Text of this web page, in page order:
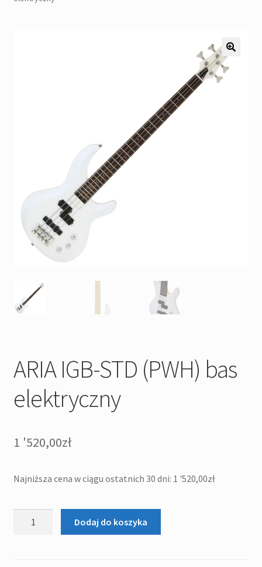
Pozostałe
ARIA IGB-STD (PWH) bas
elektryczny
1 '520,00zł
Najniższa cena w ciągu ostatnich 30 dni: 1 '520,00zł
Dodaj do koszyka